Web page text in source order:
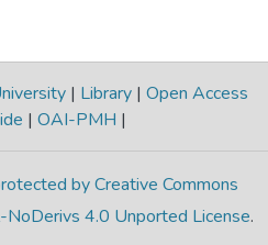
| Library | Open Access
| OAI-PMH |
by Creative Commons
4.0 Unported License.